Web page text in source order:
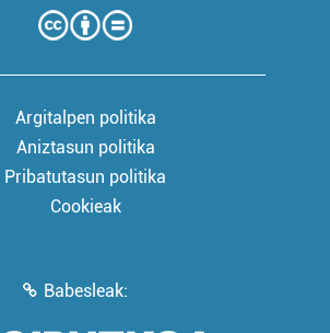
Argitalpen politika
Aniztasun politika
Pribatutasun politika
Cookieak
Babesleak: